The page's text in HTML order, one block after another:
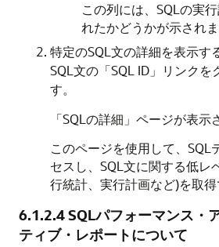
この列には、SQLの実
れたかどうかが示されま
特定のSQL文の詳細を表示す
SQL文の「SQL ID」リンクを
す。
「SQLの詳細」ページが表示
このページを使用して、SQL
セスし、SQL文に関する低レ
行統計、実行計画など)を取得
6.1.2.4SQLパフォーマンス・
ティブ・レポートについて